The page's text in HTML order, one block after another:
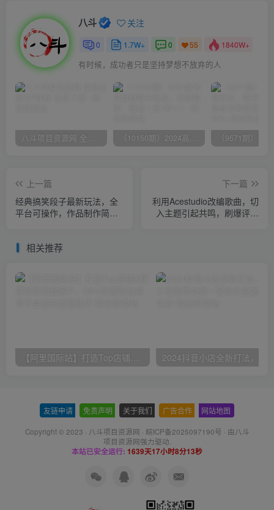
八斗 关注
0 1.7W+ 0 55 1840W+
有时候，成功者只是坚持梦想不放弃的人
八斗项目资源网 全网正品VIP课程 无损下载~ （10150期）2024高考项目野路子玩法，无限裂变，最高一天1W＋！
上一篇
经典搞笑段子最新玩法，全
平台可操作，作品制作简
下一篇
利用Acestudio改编歌曲，切
入主题引起共鸣，刷爆评论
相关推荐
【阿里国际站】打造Top店铺&获得优质询盘客户，​95%的国际站讲师不会说的运营技巧
友链申请 免责声明 关于我们 广告合作 网站地图
Copyright © 2023 · 八斗项目资源网 · 皖ICP备2025097190号 · 由八斗
项目资源网强力驱动.
本站已安全运行: 1639天17小时8分14秒